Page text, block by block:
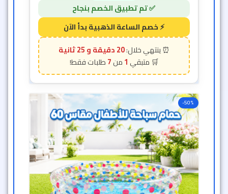
20 دقيقة و 23 ثانية
1
7
-50%